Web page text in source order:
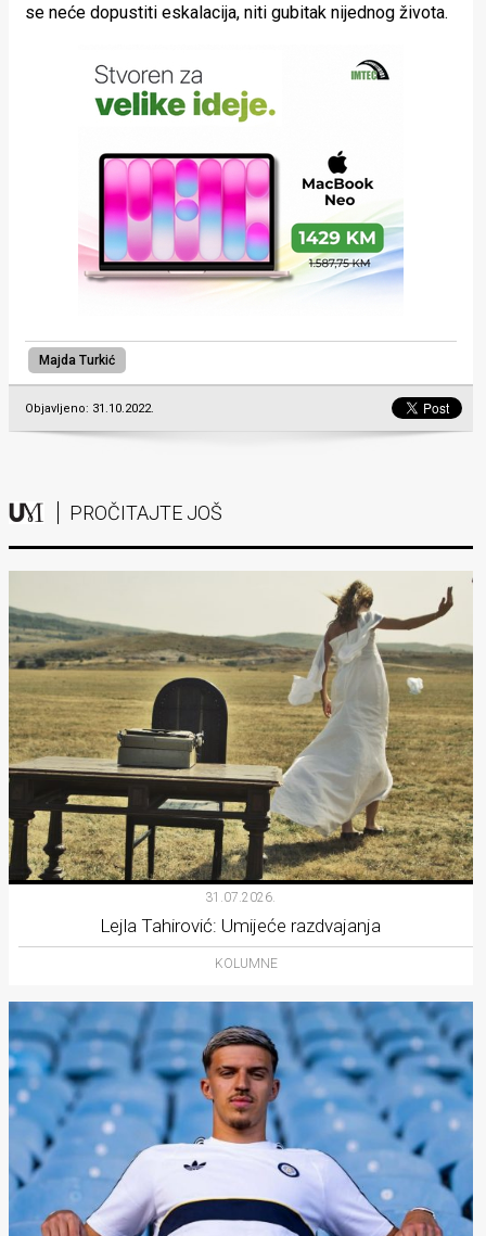
se neće dopustiti eskalacija, niti gubitak nijednog života.
Majda Turkić
Objavljeno: 31.10.2022.
PROČITAJTE JOŠ
31.07.2026.
Lejla Tahirović: Umijeće razdvajanja
KOLUMNE